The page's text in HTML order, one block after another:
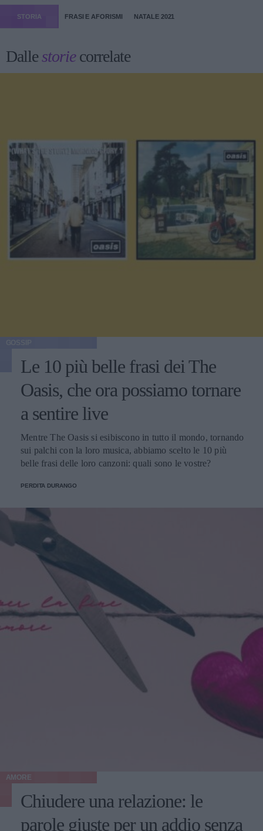
STORIA FRASI E AFORISMI NATALE 2021
Dallestoriecorrelate
Le 10 più belle frasi dei The
Oasis, che ora possiamo tornare
a sentire live
Mentre The Oasis si esibiscono in tutto il mondo, tornando
sui palchi con la loro musica, abbiamo scelto le 10 più
belle frasi delle loro canzoni: quali sono le vostre?
PERDITA DURANGO
AMORE
Chiudere una relazione: le
parole giuste per un addio senza